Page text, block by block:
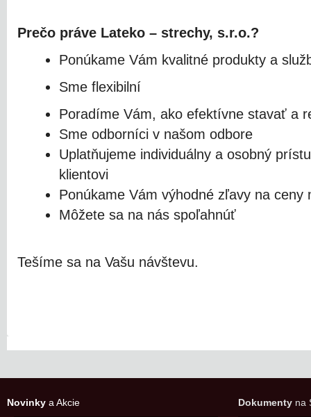
Prečo práve Lateko – strechy, s.r.o.?
Ponúkame Vám kvalitné produkty a
Sme flexibilní
Poradíme Vám, ako efektívne stavať a
Sme odborníci v našom odbore
Uplatňujeme individuálny a osobný
klientovi
Ponúkame Vám výhodné zľavy na ceny
Môžete sa na nás spoľahnúť
Tešíme sa na Vašu návštevu.
Novinky a Akcie Dokumentyna